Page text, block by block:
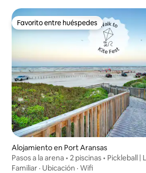
Favorito entre huéspedes
Favorito entre huéspedes
Alojamiento en Port Aransas
Pasos a la arena • 2 piscinas • Pickleball |
Familiar · Ubicación · Wifi